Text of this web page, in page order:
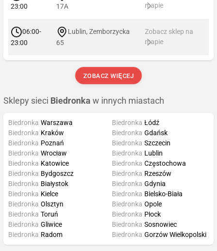
23:00
17A
mapie
06:00-
23:00
Lublin, Zemborzycka
65
Zobacz sklep na
mapie
ZOBACZ WIĘCEJ
Sklepy sieci Biedronka w innych miastach
Biedronka Warszawa
Biedronka Kraków
Biedronka Poznań
Biedronka Wrocław
Biedronka Łódź
Biedronka Gdańsk
Biedronka Szczecin
Biedronka Lublin
Biedronka Katowice
Biedronka Bydgoszcz
Biedronka Białystok
Biedronka Kielce
Biedronka Częstochowa
Biedronka Rzeszów
Biedronka Gdynia
Biedronka Bielsko-Biała
Biedronka Olsztyn
Biedronka Toruń
Biedronka Gliwice
Biedronka Radom
Biedronka Opole
Biedronka Płock
Biedronka Sosnowiec
Biedronka Gorzów Wielkopolski